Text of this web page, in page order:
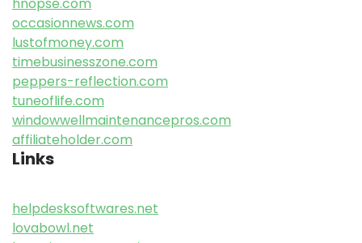
occasionnews.com
lustofmoney.com
timebusinesszone.com
peppers-reflection.com
tuneoflife.com
windowwellmaintenancepros.com
affiliateholder.com
Links
helpdesksoftwares.net
lovabowl.net